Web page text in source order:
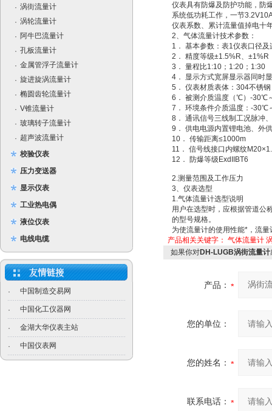
· 涡街流量计
· 涡轮流量计
· 阿牛巴流量计
· 孔板流量计
· 金属管浮子流量计
· 旋进旋涡流量计
· 椭圆齿轮流量计
· V锥流量计
· 玻璃转子流量计
· 超声波流量计
校验仪表
压力变送器
显示仪表
工业热电偶
液位仪表
电线电缆
· 中国制造交易网
· 中国化工仪器网
· 金湖大华仪表主站
· 中国仪表网
仪表具有防爆及防护功能，防
系统低功耗工作，一节
仪表系数、累计流量值掉电十
2、气体流量计技术参数：
1． 基本参数：表1仪表口径
2． 精度等级±1.5%R、±1%R
3． 量程比1:10；1:20；1:30
4． 显示方式宽屏显示器同时
5． 仪表材质表体：304不锈
6． 被测介质温度（℃）-30℃
7． 环境条件介质温度：-30℃
8． 通讯信号三线制工况脉冲
9． 供电电源内置锂电池、外
10． 传输距离≤1000m
11． 信号线接口内螺纹
12． 防爆等级ExdIIBT6
2.测量范围及工作压力
3、仪表选型
1.气体流量计选型说明
用户在选型时，应根据管道公
的型号规格。
为使流量计的使用性能*，流
产品相关关键字： 气体流量计
如果你对DH-LUGB涡街流量计
产品：
您的单位：
您的姓名：
联系电话：